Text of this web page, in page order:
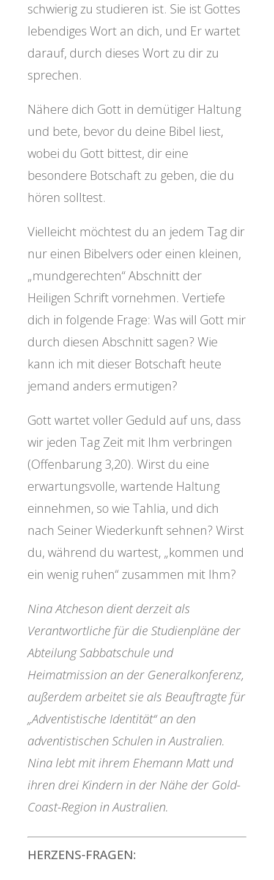
schwierig zu studieren ist. Sie ist Gottes
lebendiges Wort an dich, und Er wartet
darauf, durch dieses Wort zu dir zu
sprechen.
Nähere dich Gott in demütiger Haltung
und bete, bevor du deine Bibel liest,
wobei du Gott bittest, dir eine
besondere Botschaft zu geben, die du
hören solltest.
Vielleicht möchtest du an jedem Tag dir
nur einen Bibelvers oder einen kleinen,
„mundgerechten“ Abschnitt der
Heiligen Schrift vornehmen. Vertiefe
dich in folgende Frage: Was will Gott mir
durch diesen Abschnitt sagen? Wie
kann ich mit dieser Botschaft heute
jemand anders ermutigen?
Gott wartet voller Geduld auf uns, dass
wir jeden Tag Zeit mit Ihm verbringen
(Offenbarung 3,20). Wirst du eine
erwartungsvolle, wartende Haltung
einnehmen, so wie Tahlia, und dich
nach Seiner Wiederkunft sehnen? Wirst
du, während du wartest, „kommen und
ein wenig ruhen“ zusammen mit Ihm?
Nina Atcheson dient derzeit als
Verantwortliche für die Studienpläne der
Abteilung Sabbatschule und
Heimatmission an der Generalkonferenz,
außerdem arbeitet sie als Beauftragte für
„Adventistische Identität“ an den
adventistischen Schulen in Australien.
Nina lebt mit ihrem Ehemann Matt und
ihren drei Kindern in der Nähe der Gold-
Coast-Region in Australien.
HERZENS-FRAGEN: